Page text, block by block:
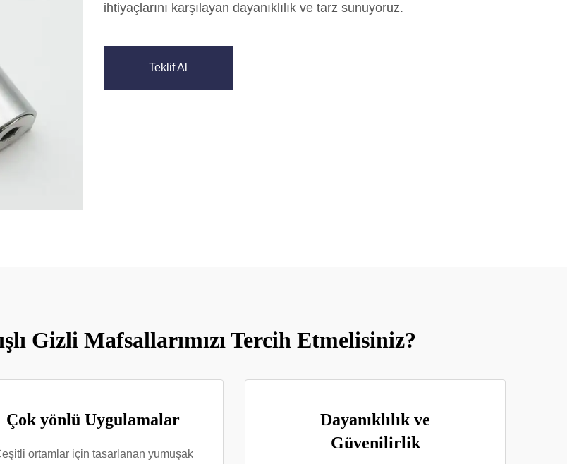
ihtiyaçlarını karşılayan dayanıklılık ve tarz sunuyoruz.
Teklif Al
Gizli Mafsallarımızı Tercih Etmelisiniz?
Çok yönlü Uygulamalar
ortamlar için tasarlanan yumuşak
Dayanıklılık ve
Güvenilirlik